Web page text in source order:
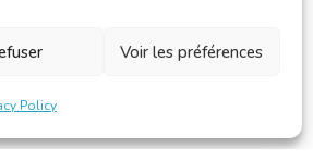
Voir les préférences
Policy